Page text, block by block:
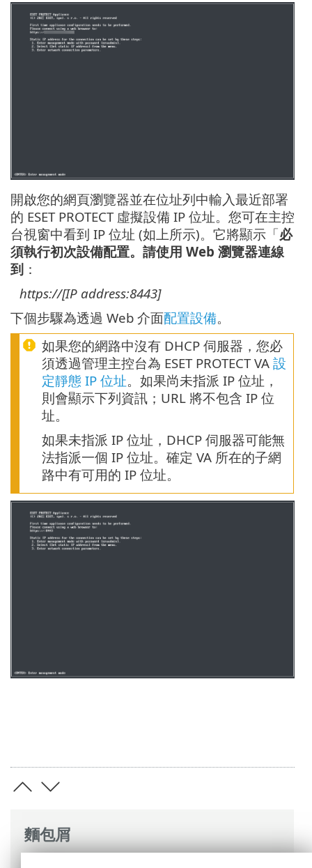
麵包屑
開啟您的網頁瀏覽器並在位址列中輸入最近部署
的 ESET PROTECT 虛擬設備 IP 位址。您可在主控
台視窗中看到 IP 位址 (如上所示)。它將顯示「必
須執行初次設備配置。請使用 Web 瀏覽器連線
到 ：
https://[IP address:8443]
下個步驟為透過 Web 介面配置設備。
如果您的網路中沒有 DHCP 伺服器，您必
須透過管理主控台為 ESET PROTECT VA 設
定靜態 IP 位址。如果尚未指派 IP 位址，
則會顯示下列資訊；URL 將不包含 IP 位
址。
如果未指派 IP 位址，DHCP 伺服器可能無
法指派一個 IP 位址。確定 VA 所在的子網
路中有可用的 IP 位址。